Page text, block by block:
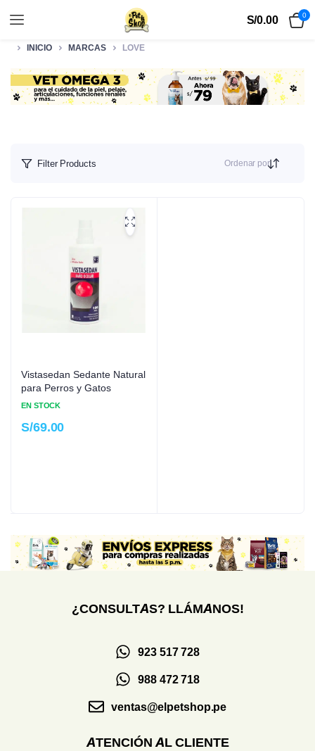
S/0.00 0
INICIO MARCAS LOVE
Filter Products Ordenar por
Vistasedan Sedante Natural
para Perros y Gatos
EN STOCK
S/69.00
¿CONSULTAS? LLÁMANOS!
923 517 728
988 472 718
ventas@elpetshop.pe
ATENCIÓN AL CLIENTE